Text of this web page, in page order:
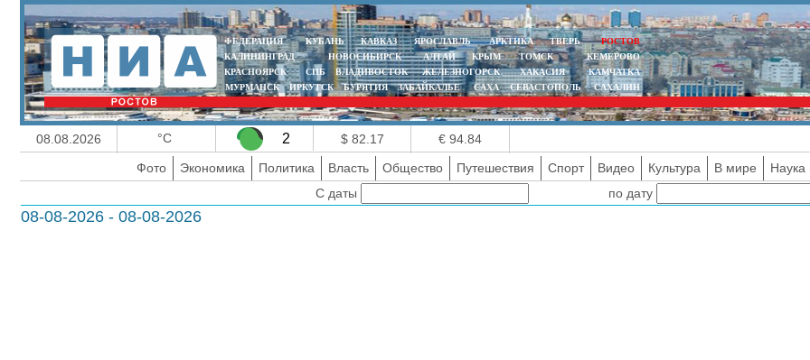
ФЕДЕРАЦИЯ КУБАНЬ КАВКАЗ ЯРОСЛАВЛЬ АРКТИКА ТВЕРЬ
РОСТОВ
КАЛИНИНГРАД
НОВОСИБИРСК АЛТАЙ КРЫМ ТОМСК
КЕМЕРОВО
КРАСНОЯРСК
СПБ ВЛАДИВОСТОК ЖЕЛЕЗНОГОРСК ХАКАСИЯ
КАМЧАТКА
МУРМАНСК
ИРКУТСК БУРЯТИЯ ЗАБАЙКАЛЬЕ САХА СЕВАСТОПОЛЬ САХАЛИН
08.08.2026 °C 2 $ 82.17
€ 94.84
Фото
Экономика Политика Власть Общество Путешествия Спорт Видео Культура В мире
Наука
С даты
по дату
08-08-2026 - 08-08-2026